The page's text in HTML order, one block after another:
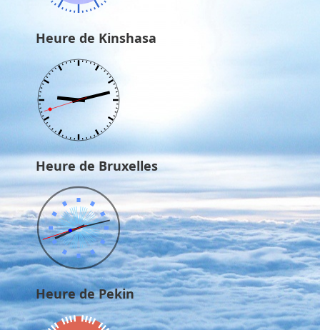
Heure de Kinshasa
Heure de Bruxelles
Heure de Pekin